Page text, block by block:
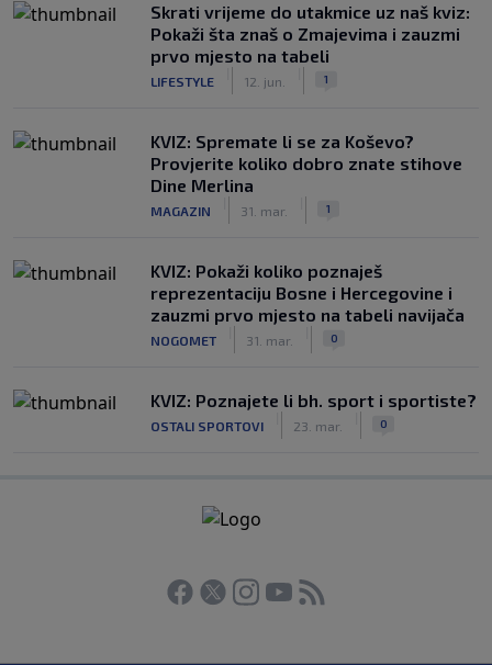
Skrati vrijeme do utakmice uz naš kviz:
Pokaži šta znaš o Zmajevima i zauzmi
prvo mjesto na tabeli
LIFESTYLE 12. jun. 1
KVIZ: Spremate li se za Koševo?
Provjerite koliko dobro znate stihove
Dine Merlina
MAGAZIN 31. mar. 1
KVIZ: Pokaži koliko poznaješ
reprezentaciju Bosne i Hercegovine i
zauzmi prvo mjesto na tabeli navijača
NOGOMET 31. mar. 0
KVIZ: Poznajete li bh. sport i sportiste?
OSTALI SPORTOVI 23. mar. 0